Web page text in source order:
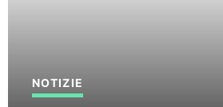
NOTIZIE